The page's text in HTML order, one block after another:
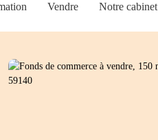
Vendre Notre cabinet